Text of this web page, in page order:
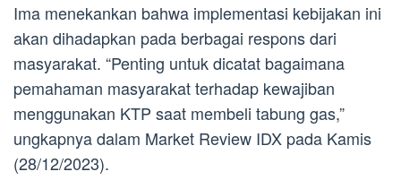
Ima menekankan bahwa implementasi kebijakan ini
akan dihadapkan pada berbagai respons dari
masyarakat. “Penting untuk dicatat bagaimana
pemahaman masyarakat terhadap kewajiban
menggunakan KTP saat membeli tabung gas,”
ungkapnya dalam Market Review IDX pada Kamis
(28/12/2023).